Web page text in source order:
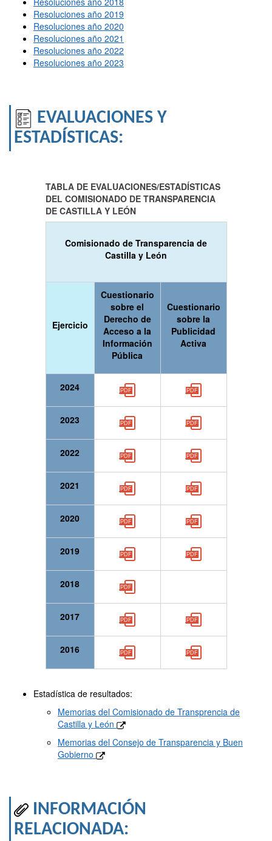
Resoluciones año 2019
Resoluciones año 2020
Resoluciones año 2021
Resoluciones año 2022
Resoluciones año 2023
EVALUACIONES Y
ESTADÍSTICAS:
TABLA DE EVALUACIONES/ESTADÍSTICAS
DEL COMISIONADO DE TRANSPARENCIA
DE CASTILLA Y LEÓN
Comisionado de Transparencia de
Castilla y León
Ejercicio
Cuestionario
sobre el
Derecho de
Acceso a la
Información
Pública
Cuestionario
sobre la
Publicidad
Activa
2024
2023
2022
2021
2020
2019
2018
2017
2016
Estadística de resultados:
Memorias del Comisionado de Transprencia de
Castilla y León
Memorias del Consejo de Transparencia y Buen
Gobierno
INFORMACIÓN
RELACIONADA: